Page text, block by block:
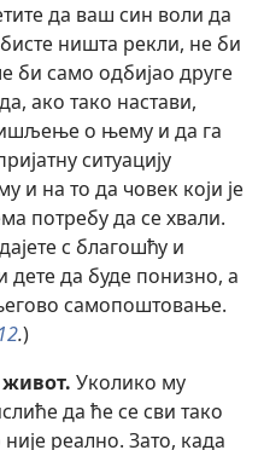
да ваш син воли да
ништа рекли, не би
би само одбијао друге
ако тако настави,
о њему и да га
ситуацију
и на то да човек који је
потребу да се хвали.
с благошћу и
дете да буде понизно, а
самопоштовање.
.)
живот. Уколико му
да ће се сви тако
реално. Зато, када